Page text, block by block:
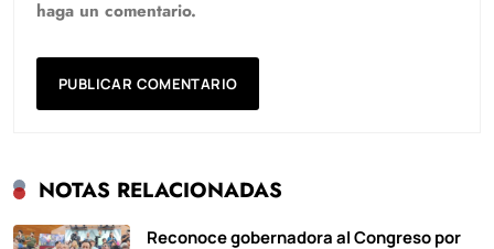
haga un comentario.
NOTAS RELACIONADAS
Reconoce gobernadora al Congreso por